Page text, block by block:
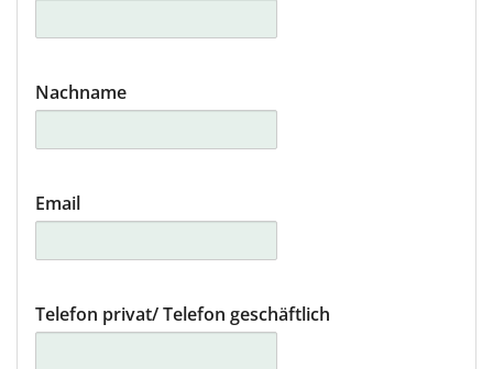
Nachname
Email
Telefon privat/ Telefon geschäftlich